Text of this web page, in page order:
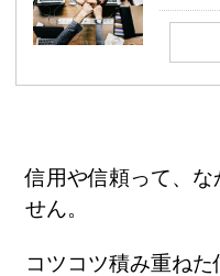
信用や信頼って、な
せん。
コツコツ積み重ね